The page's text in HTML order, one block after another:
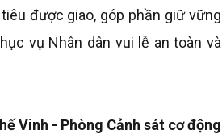
được giao, góp phần giữ vững
vụ Nhân dân vui lễ an toàn và
Vinh - Phòng Cảnh sát cơ động